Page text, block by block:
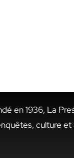
en 1936, La
culture